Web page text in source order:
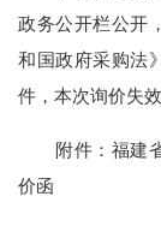
政务公开栏公开
和国政府采购法
件，本次询价失效
附件：福建省
价函